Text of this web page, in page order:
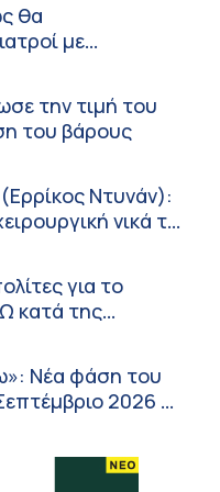
ομαλή
αλυσίδας των
καλοκαιριού
& Healthcare
καινοτόμα
Ελλάδα
Τι
και τα
Οι κίνδυνοι για
θα
με
συστήματος
την τιμή του
του βάρους
Ντυνάν):
νικά το
για το
κατά της
Νέα φάση του
2026 –
έως το